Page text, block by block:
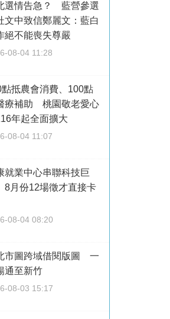
選情告急？ 藍營參選
文中致信鄭麗文：藍白
絕不能喪失尊嚴
08-04 11:28
點抵農會消費、100點
療補助 桃園敬老愛心
年起全面擴大
08-04 11:07
就業中心串聯科技巨
月份12場徵才直接卡
08-04 08:20
市圖跨域借閱版圖 一
通至新竹
08-03 15:17